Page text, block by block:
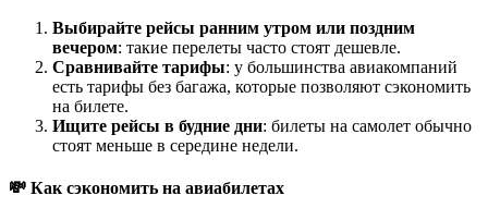
Выбирайте рейсы ранним утром или поздним
вечером: такие перелеты часто стоят дешевле.
Сравнивайте тарифы: у большинства авиакомпаний
есть тарифы без багажа, которые позволяют сэкономить
на билете.
Ищите рейсы в будние дни: билеты на самолет обычно
стоят меньше в середине недели.
💸 Как сэкономить на авиабилетах